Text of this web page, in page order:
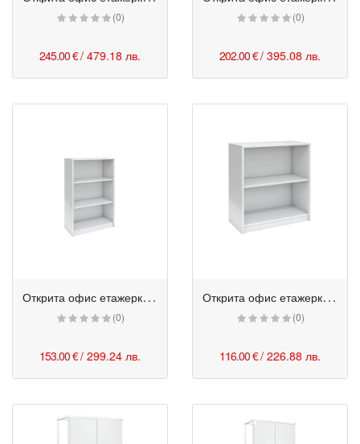
(0)
245.00 €/ 479.18 лв.
(0)
202.00 €/ 395.08 лв.
О
ткрита офис етажерка - Monaco 3 отделения 80/40/120h см бяла
(0)
153.00 €/ 299.24 лв.
О
ткрита офис етажерка - Monaco 2 отделения 80/40/85h см бяла
(0)
116.00 €/ 226.88 лв.